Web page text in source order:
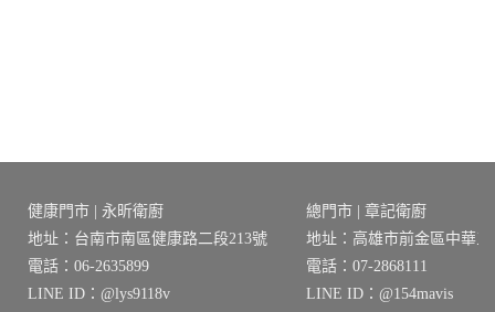
健康門市 | 永昕衛廚
地址：台南市南區健康路二段213號
電話：06-2635899
LINE ID：@lys9118v
總門市 | 章記衛廚
地址：高雄市前金區中華三
電話：07-2868111
LINE ID：@154mavis